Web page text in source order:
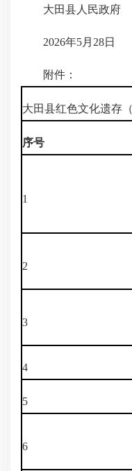
大田县人民政府
2026年5月28日
附件：
大田县红色文化遗存
序号
1
2
3
4
5
6